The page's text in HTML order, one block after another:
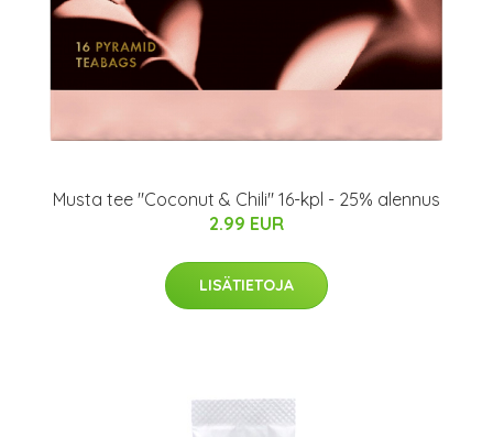
Musta tee "Coconut & Chili" 16-kpl - 25% alennus
2.99 EUR
LISÄTIETOJA